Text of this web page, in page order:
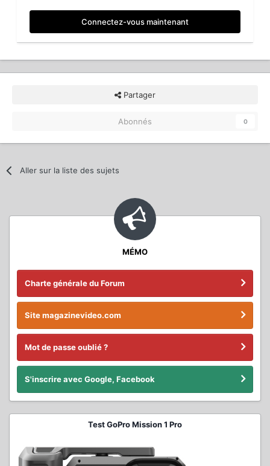
Connectez-vous maintenant
Partager
Abonnés 0
Aller sur la liste des sujets
MÉMO
Charte générale du Forum
Site magazinevideo.com
Mot de passe oublié ?
S'inscrire avec Google, Facebook
Test GoPro Mission 1 Pro